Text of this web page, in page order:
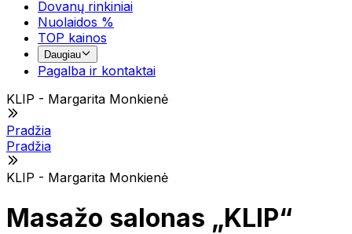
Dovanų rinkiniai
Nuolaidos %
TOP kainos
Daugiau
Pagalba ir kontaktai
KLIP - Margarita Monkienė
Pradžia
Pradžia
KLIP - Margarita Monkienė
Masažo salonas „KLIP“